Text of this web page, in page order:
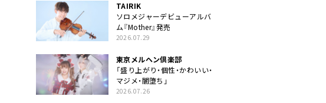
TAIRIK
ソロメジャーデビューアルバ
ム『Mother』発売
2026.07.29
東京メルヘン倶楽部
「盛り上がり・個性・かわいい・
マジメ・闇堕ち」
2026.07.26